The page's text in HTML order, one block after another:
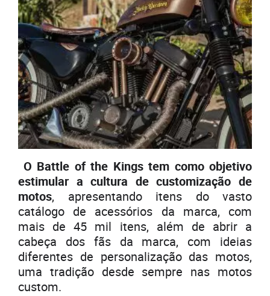
O Battle of the Kings tem como objetivo
estimular a cultura de customização de
motos, apresentando itens do vasto
catálogo de acessórios da marca, com
mais de 45 mil itens, além de abrir a
cabeça dos fãs da marca, com ideias
diferentes de personalização das motos,
uma tradição desde sempre nas motos
custom.